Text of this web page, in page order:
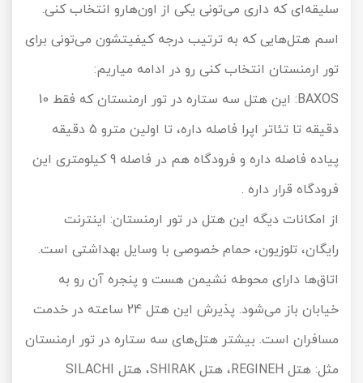
سلیقه‌ای که داری می‌تونی یکی از اون‌هارو انتخاب کنی.
اسم هتل‌هایی که به ترتیب درجه کیفیتشون می‌تونی برای
تور ارمنستان انتخاب کنی رو در ادامه میاریم:
BAXOS
: این هتل سه ستاره در تور ارمنستان که فقط 10
دقیقه تا تئاتر اپرا فاصله داره، تا اولین مترو 5 دقیقه
پیاده فاصله داره و فرودگاه هم در فاصله 9 کیلومتری این
فرودگاه قرار داره .
از امکانات دیگه این هتل در تور ارمنستان: اینترنت
رایگان، تلوزیون، حمام خصوصی با وسایل بهداشتی است.
اتاق‌ها دارای محوطه نشیمن هست و پنجره آن رو به
خیابان باز می‌شود. پذیرش این هتل 24 ساعته در خدمت
مسافران است. بیشتر هتل‌های سه ستاره در تور ارمنستان
مثل: هتل REGINEH، هتل SHIRAK، هتل SILACHI